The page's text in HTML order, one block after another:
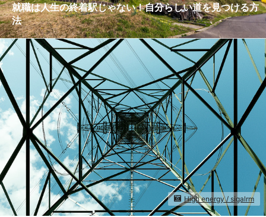
雨の日の恵み：心に降る静かな癒し
就職は人生の終着駅じゃない！自分らしい道を見つける方
法
ヒーリーを買うべきか迷っているあなたへ。実際に使って
みた感想と注意点
エネルギーの法則 〜最近どハマりしていました〜
現実を変える
今、ここにいること
もしかしてだけどHealy（量子波動調整器）のせいなの？
iPad 第10世代買いました
久し振りにHealy（ヒーリー）量子波動調整器について
大谷さんの通訳、水原さんの解雇に思う
High energy / sigalrm